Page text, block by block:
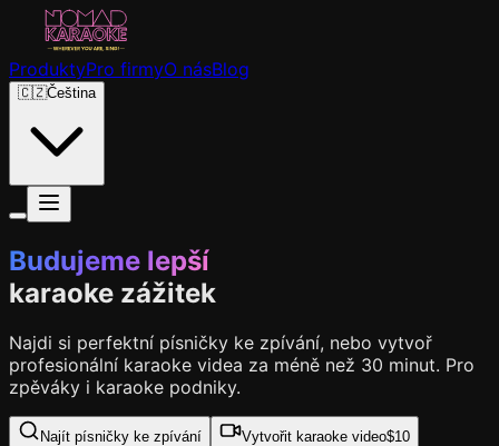
ProduktyPro firmyO násBlog
🇨🇿Čeština
Budujeme lepší
karaoke zážitek
Najdi si perfektní písničky ke zpívání, nebo vytvoř
profesionální karaoke videa za méně než 30 minut. Pro
zpěváky i karaoke podniky.
Najít písničky ke zpívání Vytvořit karaoke video$10